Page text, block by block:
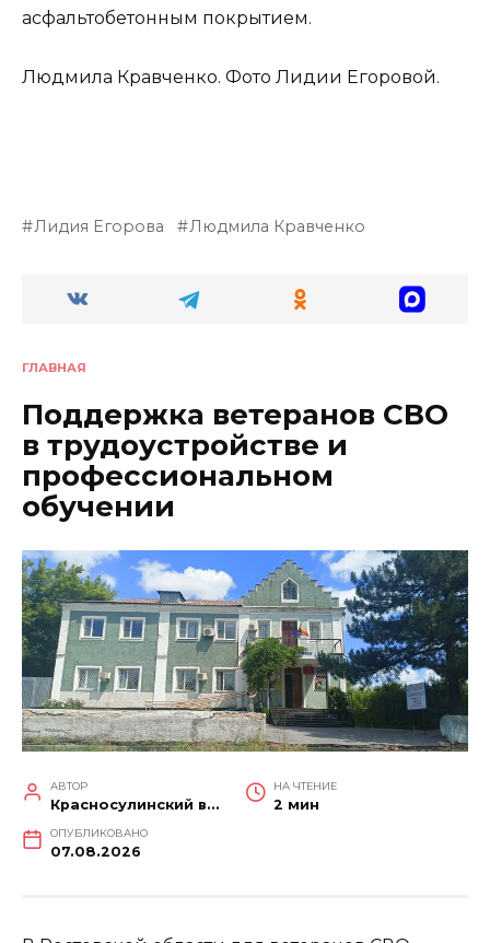
асфальтобетонным покрытием.
Людмила Кравченко. Фото Лидии Егоровой.
Лидия Егорова Людмила Кравченко
ГЛАВНАЯ
Поддержка ветеранов СВО
в трудоустройстве и
профессиональном
обучении
АВТОР
Красносулинский вестник
НА ЧТЕНИЕ
2 мин
ОПУБЛИКОВАНО
07.08.2026